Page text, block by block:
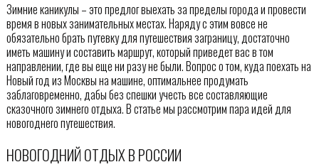
Зимние каникулы – это предлог выехать за пределы города и провести
время в новых занимательных местах. Наряду с этим вовсе не
обязательно брать путевку для путешествия заграницу, достаточно
иметь машину и составить маршрут, который приведет вас в том
направлении, где вы еще ни разу не были. Вопрос о том, куда поехать на
Новый год из Москвы на машине, оптимальнее продумать
заблаговременно, дабы без спешки учесть все составляющие
сказочного зимнего отдыха. В статье мы рассмотрим пара идей для
новогоднего путешествия.
НОВОГОДНИЙ ОТДЫХ В РОССИИ